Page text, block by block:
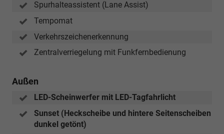
Spurhalteassistent (Lane Assist)
Tempomat
Verkehrszeichenerkennung
Zentralverriegelung mit Funkfernbedienung
Außen
LED-Scheinwerfer mit LED-Tagfahrlicht
Sunset (Heckscheibe und hintere Seitenscheiben
dunkel getönt)